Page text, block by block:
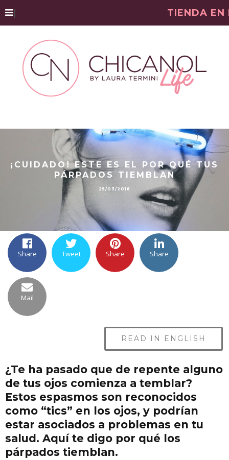
TIENDA
|
¡CUIDADO! ESTE ES EL POR QUÉ TUS
PÁRPADOS TIEMBLAN
25/03/2018
Share Tweet Share Share
Mail
READ IN ENGLISH
¿Te ha pasado que de repente alguno
de tus ojos comienza a temblar?
Estos espasmos son reconocidos
como “tics” en los ojos, y podrían
estar asociados a problemas en tu
salud. Aquí te digo por qué los
párpados tiemblan.